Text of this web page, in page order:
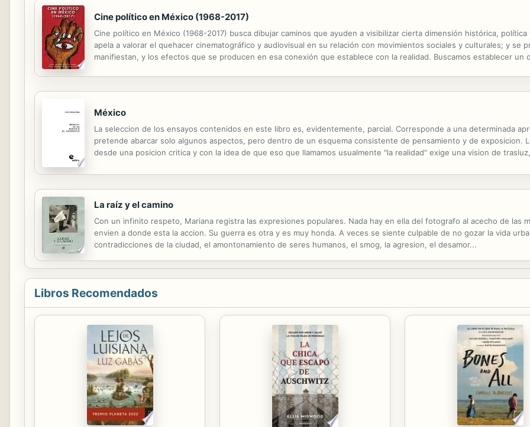
Cine político en México (1968-2017)
Cine político en México (1968-2017) busca dibujar caminos que ayuden a visibilizar cierta dimensión histórica,
apela a valorar el quehacer cinematográfico y audiovisual en su relación con movimientos sociales y culturales; y se
manifiestan, y los efectos que se producen en esa conexión que establece con la realidad. Buscamos establecer un
México
La seleccion de los ensayos contenidos en este libro es, evidentemente, parcial. Corresponde a una determinada
pretende abarcar solo algunos aspectos, pero dentro de un esquema consistente de pensamiento y de exposicion.
desde una posicion critica y con la idea de que eso que llamamos usualmente "la realidad" exige una vision de
La raíz y el camino
Con un infinito respeto, Mariana registra las expresiones populares. Nada hay en ella del fotografo al acecho de las
envien a donde esta la accion. Su guerra es otra y es muy honda. A veces se siente culpable de no gozar la vida
contradicciones de la ciudad, el amontonamiento de seres humanos, el smog, la agresion, el desamor...
Libros Recomendados